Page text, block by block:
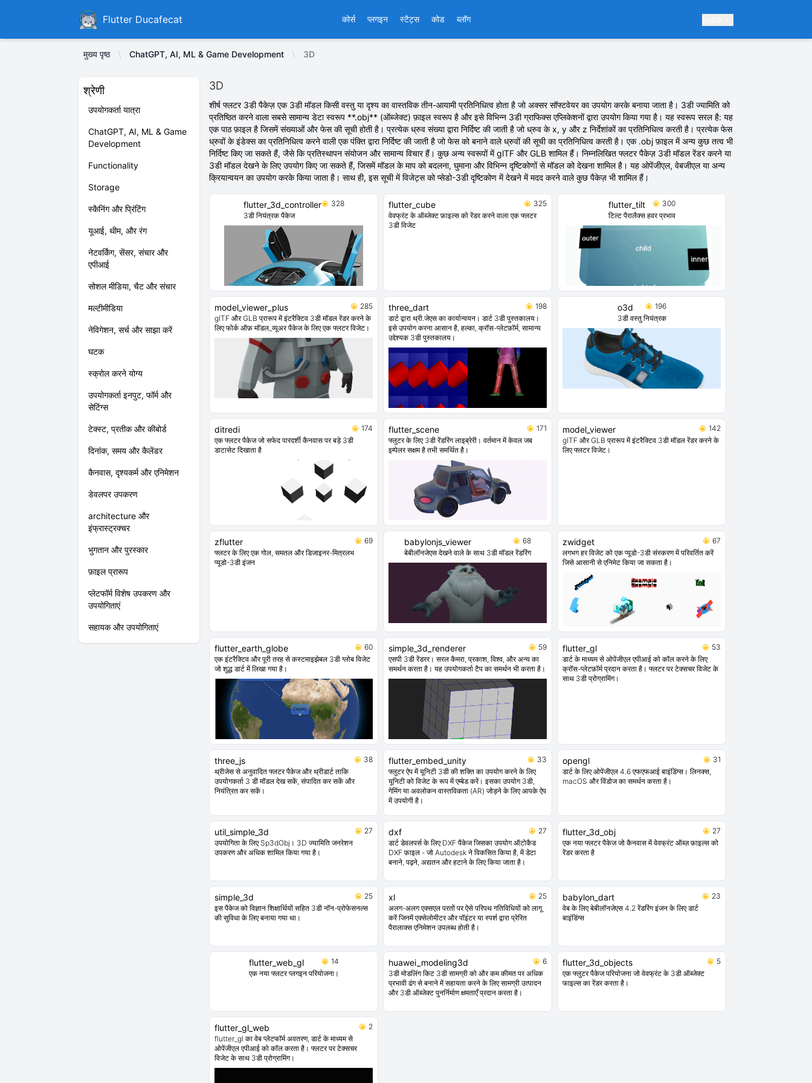
DucafecatFlutter Ducafecat कोर्स प्लगइन स्टैट्स कोड ब्लॉग
मुख्य पृष्ठ ChatGPT, AI, ML & Game Development 3D
श्रेणी
उपयोगकर्ता यात्रा
ChatGPT, AI, ML & Game
Development
Functionality
Storage
स्कैनिंग और प्रिंटिंग
यूआई, थीम, और रंग
नेटवर्किंग, सेंसर, संचार और
एपीआई
सोशल मीडिया, चैट और संचार
मल्टीमीडिया
नेविगेशन, सर्च और साझा करें
घटक
स्क्रोल करने योग्य
उपयोगकर्ता इनपुट, फॉर्म और
सेटिंग्स
टेक्स्ट, प्रतीक और कीबोर्ड
दिनांक, समय और कैलेंडर
कैनवास, दृश्यकर्म और एनिमेशन
डेवलपर उपकरण
architecture और
इंफ्रास्ट्रक्चर
भुगतान और पुरस्कार
फ़ाइल प्रारूप
प्लेटफॉर्म विशेष उपकरण और
उपयोगिताएं
सहायक और उपयोगिताएं
3D
शीर्ष फ्लटर 3डी पैकेज़ एक 3डी मॉडल किसी वस्तु या दृश्य का वास्तविक तीन-आयामी प्रतिनिधित्व होता है जो अक्सर सॉफ्टवेयर का उपयोग करके बनाया जाता है। 3डी ज्यामिति को
प्रतिष्ठित करने वाला सबसे सामान्य डेटा स्वरूप **.obj** (ऑब्जेक्ट) फ़ाइल स्वरूप है और इसे विभिन्न 3डी ग्राफिक्स एप्लिकेशनों द्वारा उपयोग किया गया है। यह स्वरूप सरल है: यह
एक पाठ फ़ाइल है जिसमें संख्याओं और फेस की सूची होती है। प्रत्येक ध्रुव संख्या द्वारा निर्दिष्ट की जाती है जो ध्रुव के x, y और z निर्देशांकों का प्रतिनिधित्व करती है। प्रत्येक फेस
ध्रुवों के इंडेक्स का प्रतिनिधित्व करने वाली एक पंक्ति द्वारा निर्दिष्ट की जाती है जो फेस को बनाने वाले ध्रुवों की सूची का प्रतिनिधित्व करती है। एक .obj फ़ाइल में अन्य कुछ तत्व भी
निर्दिष्ट किए जा सकते हैं, जैसे कि प्रतिस्थापन संयोजन और सामान्य विचार हैं। कुछ अन्य स्वरूपों में glTF और GLB शामिल हैं। निम्नलिखित फ्लटर पैकेज़ 3डी मॉडल रेंडर करने या
3डी मॉडल देखने के लिए उपयोग किए जा सकते हैं, जिसमें मॉडल के माप को बदलना, घुमाना और विभिन्न दृष्टिकोणों से मॉडल को देखना शामिल है। यह ओपेंजीएल, वेबजीएल या अन्य
क्रियान्वयन का उपयोग करके किया जाता है। साथ ही, इस सूची में विजेट्स को प्सेडो-3डी दृष्टिकोण में देखने में मदद करने वाले कुछ पैकेज़ भी शामिल हैं।
flutter_3d_controller
328
3डी नियंत्रक पैकेज
flutter_cube
325
वेवफ्रंट के ऑब्जेक्ट फ़ाइल्स को रेंडर करने वाला एक फ्लटर
3डी विजेट
flutter_tilt
300
टिल्ट पैरालैक्स हवर प्रभाव
model_viewer_plus
285
glTF और GLB प्रारूप में इंटरैक्टिव 3डी मॉडल रेंडर करने के
लिए फोर्क ऑफ़ मॉडल_व्यूअर पैकेज के लिए एक फ्लटर विजेट।
three_dart
198
डार्ट द्वारा थ्री.जेएस का कार्यान्वयन। डार्ट 3डी पुस्तकालय।
इसे उपयोग करना आसान है, हल्का, क्रॉस-प्लेटफ़ॉर्म, सामान्य
उद्देश्यक 3डी पुस्तकालय।
o3d
196
3डी वस्तु नियंत्रक
ditredi
174
एक फ्लटर पैकेज जो सफेद पारदर्शी कैनवास पर बड़े 3डी
डाटासेट दिखाता है
flutter_scene
171
फ्लुटर के लिए 3डी रेंडरिंग लाइब्रेरी। वर्तमान में केवल जब
इम्पेलर सक्षम है तभी समर्थित है।
model_viewer
142
glTF और GLB प्रारूप में इंटरैक्टिव 3डी मॉडल रेंडर करने के
लिए फ्लटर विजेट।
zflutter
69
फ्लटर के लिए एक गोल, समतल और डिजाइनर-मित्रलभ
प्यूडो-3डी इंजन
babylonjs_viewer
68
बेबीलॉनजेएस देखने वाले के साथ 3डी मॉडल रेंडरिंग
zwidget
67
लगभग हर विजेट को एक प्यूडो-3डी संस्करण में परिवर्तित करें
जिसे आसानी से एनिमेट किया जा सकता है।
flutter_earth_globe
60
एक इंटरैक्टिव और पूरी तरह से कस्टमाइझेबल 3डी ग्लोब विजेट
जो शुद्ध डार्ट में लिखा गया है।
simple_3d_renderer
59
एसपी 3डी रेंडरर। सरल कैमरा, प्रकाश, विश्व, और अन्य का
समर्थन करता है। यह उपयोगकर्ता टैप का समर्थन भी करता है।
flutter_gl
53
डार्ट के माध्यम से ओपेंजीएल एपीआई को कॉल करने के लिए
क्रॉस-प्लेटफ़ॉर्म प्रदान करता है। फ्लटर पर टेक्सचर विजेट के
साथ 3डी प्रोग्रामिंग।
three_js
38
थ्रीजेस से अनुवादित फ्लटर पैकेज और थ्रीडार्ट ताकि
उपयोगकर्ता 3 डी मॉडल देख सकें, संपादित कर सकें और
नियंत्रित कर सकें।
flutter_embed_unity
33
फ्लुटर ऐप में यूनिटी 3डी की शक्ति का उपयोग करने के लिए
यूनिटी को विजेट के रूप में एम्बेड करें। इसका उपयोग 3डी,
गेमिंग या अवलोकन वास्तविकता (AR) जोड़ने के लिए आपके ऐप
में उपयोगी है।
opengl
31
डार्ट के लिए ओपेंजीएल 4.6 एफएफआई बाइंडिंग्स। लिनक्स,
macOS और विंडोज का समर्थन करता है।
util_simple_3d
27
उपयोगिता के लिए Sp3dObj। 3D ज्यामिति जनरेशन
उपकरण और अधिक शामिल किया गया है।
dxf
27
डार्ट डेवलपर्स के लिए DXF पैकेज जिसका उपयोग ऑटोकैड
DXF फ़ाइल - जो Autodesk ने विकसित किया है, में डेटा
बनाने, पढ़ने, अद्यतन और हटाने के लिए किया जाता है।
flutter_3d_obj
27
एक नया फ्लटर पैकेज जो कैनवास में वेवफ्रंट ऑब्ज़ फ़ाइल्स को
रेंडर करता है
simple_3d
25
इस पैकेज को विज्ञान शिक्षार्थियों सहित 3डी नॉन-प्रोफेसनल्स
की सुविधा के लिए बनाया गया था।
xl
25
अलग-अलग एक्सएल परतों पर ऐसे परिपथ गतिविधियों को लागू
करें जिनमें एक्सेलोमीटर और पॉइंटर या स्पर्श द्वारा प्रेरित
पैरालाक्स एनिमेशन उपलब्ध होती है।
babylon_dart
23
वेब के लिए बेबीलॉनजेएस 4.2 रेंडरिंग इंजन के लिए डार्ट
बाइंडिंग्स
flutter_web_gl
14
एक नया फ्लटर प्लगइन परियोजना।
huawei_modeling3d
6
3डी मोडलिंग किट 3डी सामग्री को और कम कीमत पर अधिक
प्रभावी ढंग से बनाने में सहायता करने के लिए सामग्री उत्पादन
और 3डी ऑब्जेक्ट पुनर्निर्माण क्षमताएँ प्रदान करता है।
flutter_3d_objects
5
एक फ्लुटर पैकेज परियोजना जो वेवफ्रंट के 3डी ऑब्जेक्ट
फाइल्स का रेंडर करता है।
flutter_gl_web
2
flutter_gl का वेब प्लेटफॉर्म अवतरण, डार्ट के माध्यम से
ओपेंजीएल एपीआई को कॉल करता है। फ्लटर पर टेक्सचर
विजेट के साथ 3डी प्रोग्रामिंग।